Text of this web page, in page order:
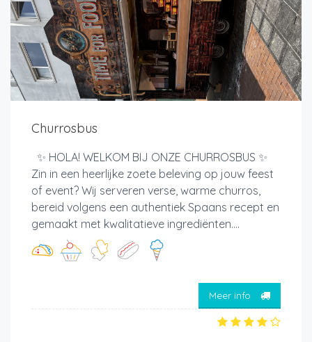
Churrosbus
✨ HOLA! WELKOM BIJ ONZE CHURROSBUS ✨
Zin in een heerlijke zoete beleving op jouw feest
of event? Wij serveren verse, warme churros,
bereid volgens een authentiek Spaans recept en
gemaakt met kwalitatieve ingrediënten....
Meer info